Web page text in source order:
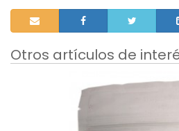
Otros artículos de